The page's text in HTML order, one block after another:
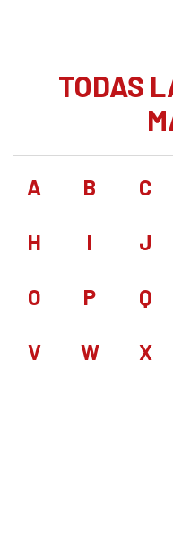
TODAS
A B C
H I J
O P Q
V W X